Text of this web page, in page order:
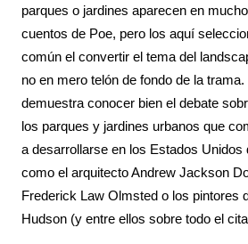
parques o jardines aparecen en
cuentos de Poe, pero los aquí
común el convertir el tema del
no en mero telón de fondo de la
demuestra conocer bien el debate
los parques y jardines urbanos que
a desarrollarse en los Estados Unidos
como el arquitecto Andrew Jackson
Frederick Law Olmsted o los pintores
Hudson (y entre ellos sobre todo el